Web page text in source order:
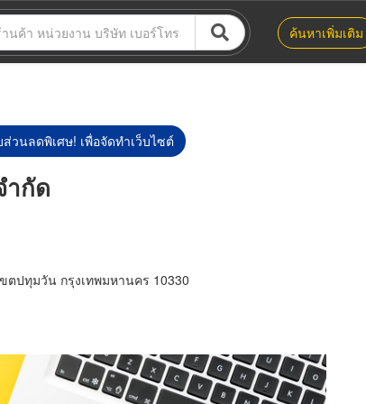
ค้นหาเพิ่มเติม
วนลดพิเศษ! เพื่อจัดทำเว็บไซต์
ำกัด
ปทุมวัน กรุงเทพมหานคร 10330